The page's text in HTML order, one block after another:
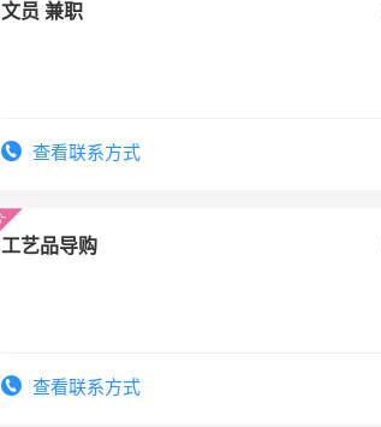
文员 兼职
查看联系方式
工艺品导购
查看联系方式